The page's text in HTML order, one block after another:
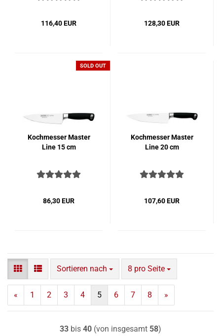
116,40 EUR 128,30 EUR
SOLD OUT
Koch­mes­ser Mas­ter
Line 15 cm
86,30 EUR
Koch­mes­ser Mas­ter
Line 20 cm
107,60 EUR
Sortieren nach
Sortieren nach 8 pro Seite
pro Seite
« 1 2 3 4 5 6 7 8 »
33 bis 40 (von insgesamt 58)